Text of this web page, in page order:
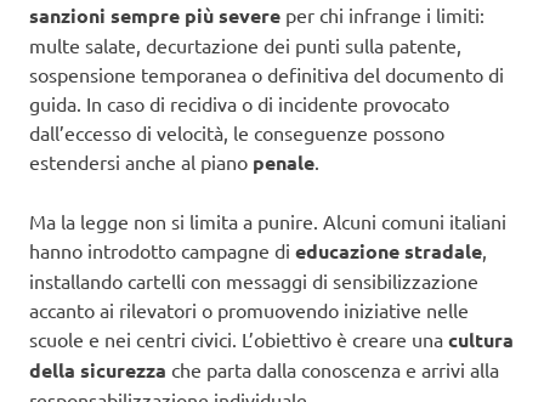
sanzioni sempre più severe per chi infrange i limiti:
multe salate, decurtazione dei punti sulla patente,
sospensione temporanea o definitiva del documento di
guida. In caso di recidiva o di incidente provocato
dall’eccesso di velocità, le conseguenze possono
estendersi anche al piano penale.
Ma la legge non si limita a punire. Alcuni comuni italiani
hanno introdotto campagne di educazione stradale,
installando cartelli con messaggi di sensibilizzazione
accanto ai rilevatori o promuovendo iniziative nelle
scuole e nei centri civici. L’obiettivo è creare una cultura
della sicurezza che parta dalla conoscenza e arrivi alla